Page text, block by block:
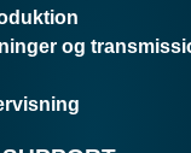
og